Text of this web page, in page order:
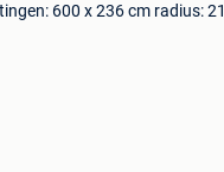
600 x 236 cm radius: 21